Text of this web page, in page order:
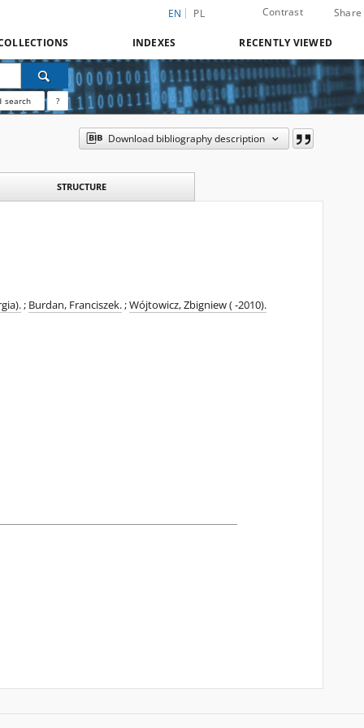
EN PL Contrast Share
INDEXES RECENTLY VIEWED
search ?
Download bibliography description
STRUCTURE
; Burdan, Franciszek.;Wójtowicz, Zbigniew ( -2010).